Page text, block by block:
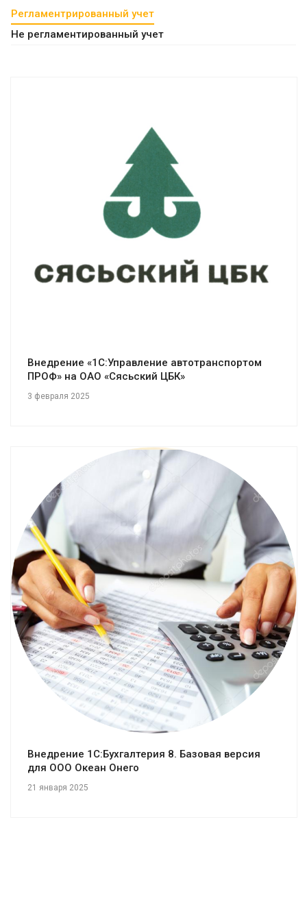
Регламентрированный учет
Не регламентированный учет
Смотреть проект
Внедрение «1С:Управление автотранспортом
ПРОФ» на ОАО «Сясьский ЦБК»
3 февраля 2025
Смотреть проект
Внедрение 1С:Бухгалтерия 8. Базовая версия
для ООО Океан Онего
21 января 2025